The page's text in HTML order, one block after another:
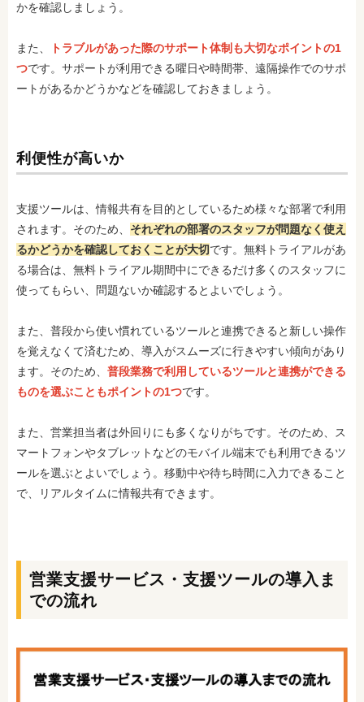
かを確認しましょう。
また、
トラブルがあった際のサポート体制も大切なポイントの1
つです。サポートが利用できる曜日や時間帯、遠隔操作でのサポ
ートがあるかどうかなどを確認しておきましょう。
利便性が高いか
支援ツールは、情報共有を目的としているため様々な部署で利用
されます。そのため、 それぞれの部署のスタッフが問題なく使え
るかどうかを確認しておくことが大切です。無料トライアルがあ
る場合は、無料トライアル期間中にできるだけ多くのスタッフに
使ってもらい、問題ないか確認するとよいでしょう。
また、普段から使い慣れているツールと連携できると新しい操作
を覚えなくて済むため、導入がスムーズに行きやすい傾向があり
ます。そのため、 普段業務で利用しているツールと連携ができる
ものを選ぶこともポイントの1つです。
また、営業担当者は外回りにも多くなりがちです。そのため、ス
マートフォンやタブレットなどのモバイル端末でも利用できるツ
ールを選ぶとよいでしょう。移動中や待ち時間に入力できること
で、リアルタイムに情報共有できます。
営業支援サービス・支援ツールの導入ま
での流れ